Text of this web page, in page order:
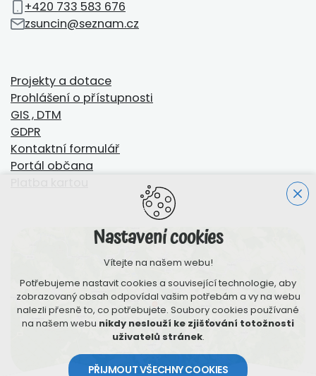
+420 733 583 676
zsuncin@seznam.cz
Projekty a dotace
Prohlášení o přístupnosti
GIS , DTM
GDPR
Kontaktní formulář
Portál občana
Nastavení cookies
Vítejte na našem webu!
Potřebujeme nastavit cookies a související technologie, aby
zobrazovaný obsah odpovídal vašim potřebám a vy na webu
nalezli přesně to, co potřebujete. Soubory cookies používané
na našem webu nikdy neslouží ke zjišťování totožnosti
uživatelů stránek.
PŘIJMOUT VŠECHNY COOKIES